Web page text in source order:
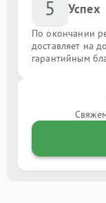
5 Успех
По окончании
доставляет на
гарантийным